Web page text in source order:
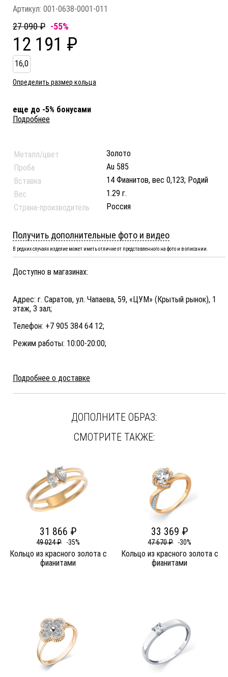
Артикул: 001-0638-0001-011
27 090 ₽ -55%
12 191 ₽
16,0
Определить размер кольца
еще до -5% бонусами
Подробнее
Металл/цвет
Золото
Проба
Au 585
Вставка
14 Фианитов, вес 0,123; Родий
Вес
1.29 г.
Страна-производитель
Россия
Получить дополнительные фото и видео
В редких случаях изделие может иметь отличие от представленного на фото и в описании.
Доступно в магазинах:
Адрес: г. Саратов, ул. Чапаева, 59, «ЦУМ» (Крытый рынок), 1
этаж, 3 зал;
Телефон: +7 905 384 64 12;
Режим работы: 10:00-20:00;
Подробнее о доставке
ДОПОЛНИТЕ ОБРАЗ:
СМОТРИТЕ ТАКЖЕ:
31 866 ₽
49 024 ₽ -35%
Кольцо из красного золота c
фианитами
33 369 ₽
47 670 ₽ -30%
Кольцо из красного золота c
фианитами